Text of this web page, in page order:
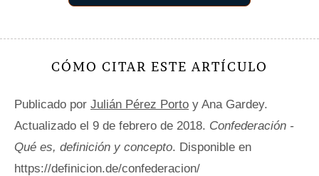
CÓMO CITAR ESTE ARTÍCULO
Publicado por Julián Pérez Porto y Ana Gardey.
Actualizado el 9 de febrero de 2018. Confederación -
Qué es, definición y concepto. Disponible en
https://definicion.de/confederacion/